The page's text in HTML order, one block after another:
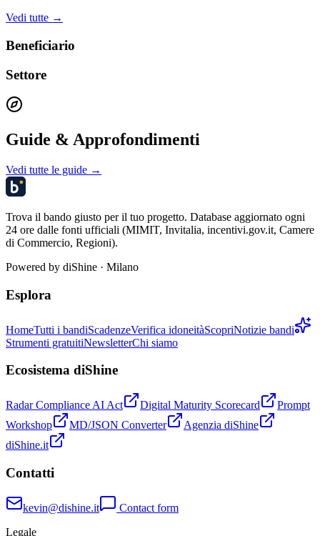
Vedi tutte →
Beneficiario
Settore
Guide & Approfondimenti
Vedi tutte le guide →
Trova il bando giusto per il tuo progetto. Database aggiornato ogni
24 ore dalle fonti ufficiali (MIMIT, Invitalia, incentivi.gov.it, Camere
di Commercio, Regioni).
Powered by diShine · Milano
Esplora
HomeTutti i bandiScadenzeVerifica idoneitàScopriNotizie bandi
Strumenti gratuitiNewsletterChi siamo
Ecosistema diShine
Radar Compliance AI Act Digital Maturity Scorecard
Prompt
Workshop
MD/JSON Converter
Agenzia diShine
diShine.it
Contatti
kevin@dishine.it
Contact form
Legale